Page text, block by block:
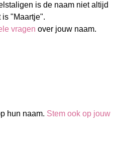
is de naam niet altijd
is "Maartje".
vragen over jouw naam.
hun naam. Stem ook op jouw